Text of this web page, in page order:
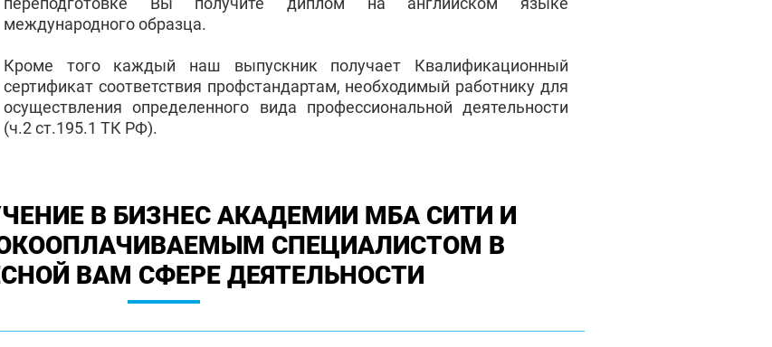
международного образца.
Кроме того каждый наш выпускник получает Квалификационный
сертификат соответствия профстандартам, необходимый работнику для
осуществления определенного вида профессиональной деятельности
(ч.2 ст.195.1 ТК РФ).
В БИЗНЕС АКАДЕМИИ МБА СИТИ И
СПЕЦИАЛИСТОМ В
ВАМ СФЕРЕ ДЕЯТЕЛЬНОСТИ